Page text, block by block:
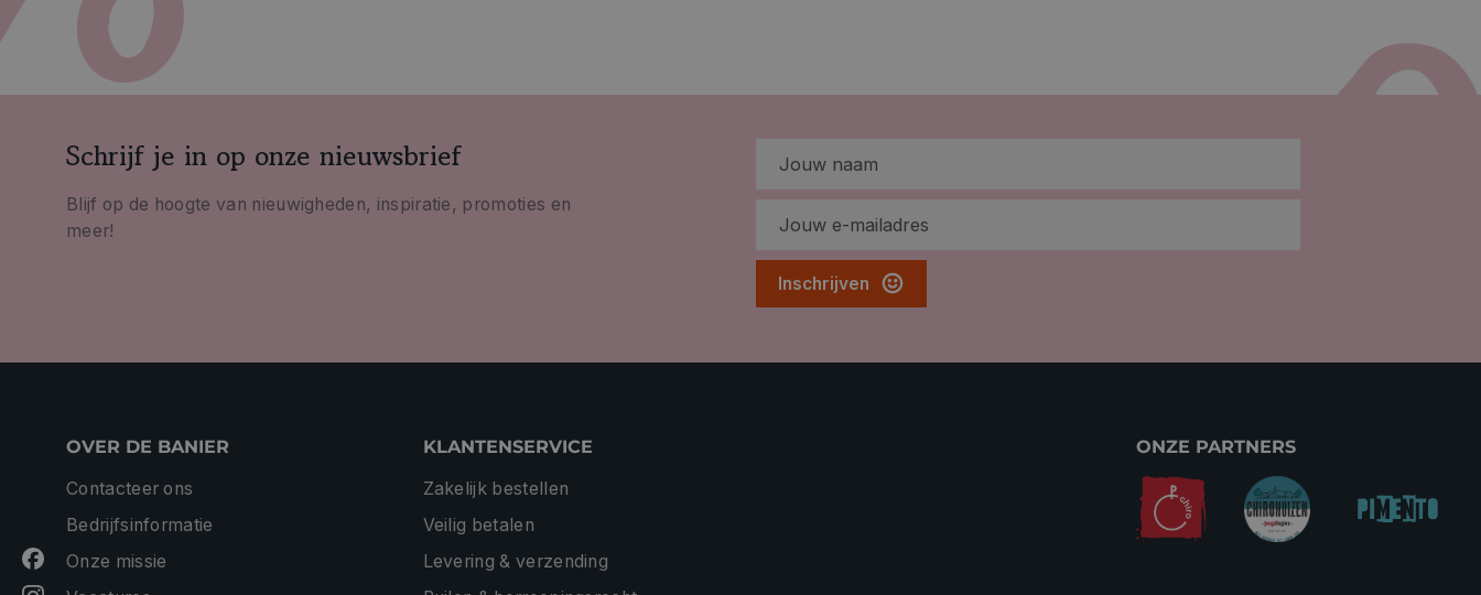
Schrijf je in op onze nieuwsbrief
Blijf op de hoogte van nieuwigheden, inspiratie, promoties en
meer!
Inschrijven
OVER DE BANIER
Contacteer ons
Bedrijfsinformatie
Onze missie
KLANTENSERVICE
Zakelijk bestellen
Veilig betalen
Levering & verzending
ONZE PARTNERS